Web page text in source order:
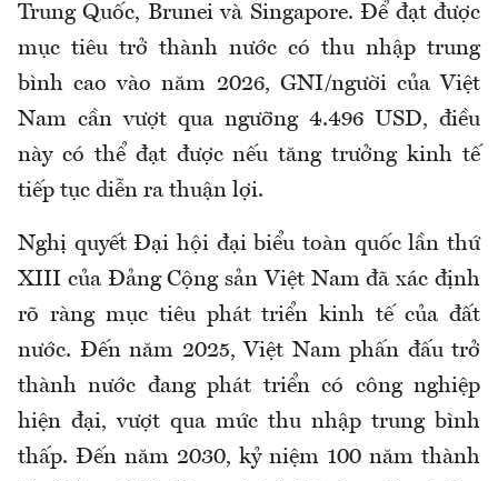
Trung Quốc, Brunei và Singapore. Để đạt được
mục tiêu trở thành nước có thu nhập trung
bình cao vào năm 2026, GNI/người của Việt
Nam cần vượt qua ngưỡng 4.496 USD, điều
này có thể đạt được nếu tăng trưởng kinh tế
tiếp tục diễn ra thuận lợi.
Nghị quyết Đại hội đại biểu toàn quốc lần thứ
XIII của Đảng Cộng sản Việt Nam đã xác định
rõ ràng mục tiêu phát triển kinh tế của đất
nước. Đến năm 2025, Việt Nam phấn đấu trở
thành nước đang phát triển có công nghiệp
hiện đại, vượt qua mức thu nhập trung bình
thấp. Đến năm 2030, kỷ niệm 100 năm thành